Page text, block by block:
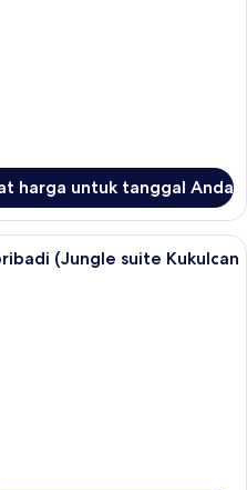
harga untuk tanggal Anda
Kabin Premier, kolam renang
(Jungle suite Kukulcan